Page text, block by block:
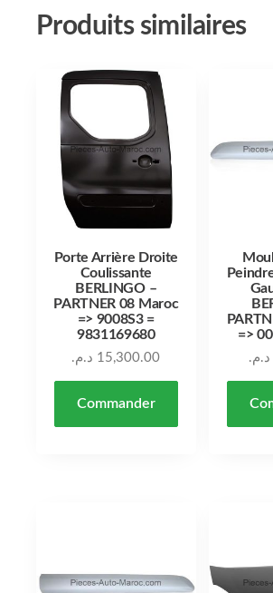
Produits similaires
Porte Arrière Droite
Coulissante
BERLINGO –
PARTNER 08 Maroc
=> 9008S3 =
9831169680
15,300.00 د.م.
Commander
=>
د.م.